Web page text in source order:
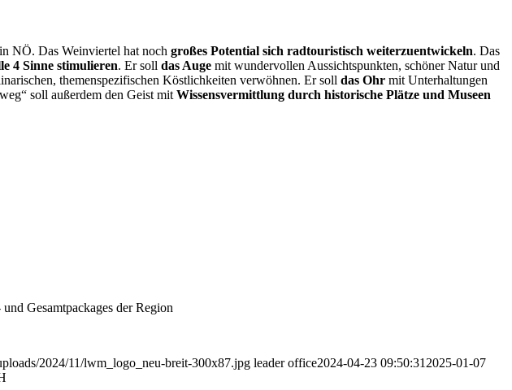
NÖ. Das Weinviertel hat noch großes Potential sich radtouristisch weiterzuentwickeln. Das
4 Sinne stimulieren. Er soll das Auge mit wundervollen Aussichtspunkten, schöner Natur und
themenspezifischen Köstlichkeiten verwöhnen. Er soll das Ohr mit Unterhaltungen
soll außerdem den Geist mit Wissensvermittlung durch historische Plätze und Museen
Gesamtpackages der Region
2024/11/lwm_logo_neu-breit-300x87.jpg leader office2024-04-23 09:50:31 2025-01-07